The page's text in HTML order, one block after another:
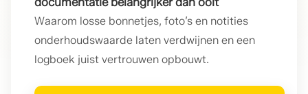
Waarom losse bonnetjes, foto’s en notities
onderhoudswaarde laten verdwijnen en een
logboek juist vertrouwen opbouwt.